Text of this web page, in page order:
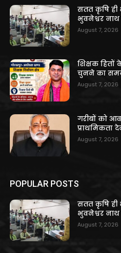
सतत कृषि ही
भुवनेश्वर
August 7, 2026
शिक्षक
चुनने का समय:
August 7, 2026
गरीबों को
प्राथमिकता
August 7, 2026
POPULAR POSTS
सतत कृषि ही
भुवनेश्वर
August 7, 2026